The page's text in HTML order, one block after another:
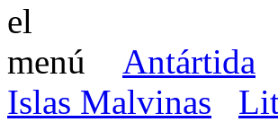
Antártida
Islas Malvinas